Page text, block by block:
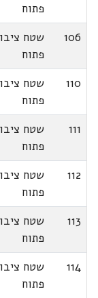
פתוח
106
שטח
פתוח
110
שטח
פתוח
111
שטח
פתוח
112
שטח
פתוח
113
שטח
פתוח
114
שטח
פתוח